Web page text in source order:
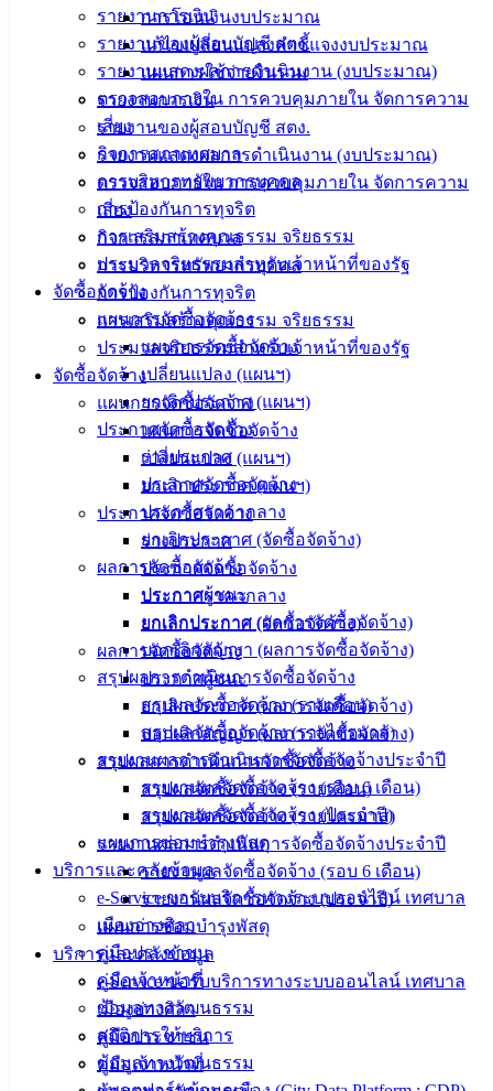
รายงานการเงิน
รายงานของผู้สอบบัญชี สตง.
รายงานแสดงผลการดำเนินงาน (งบประมาณ)
ตรวจสอบภายใน การควบคุมภายใน จัดการความ
เสี่ยง
กิจการสภาเทศบาล
การบริหารทรัพยากรบุคคล
การป้องกันการทุจริต
การเสริมสร้างคุณธรรม จริยธรรม
ประมวลจริยธรรมสำหรับเจ้าหน้าที่ของรัฐ
จัดซื้อจัดจ้าง
แผนการจัดซื้อจัดจ้าง
แผนการจัดซื้อจัดจ้าง
เปลี่ยนแปลง (แผนฯ)
ยกเลิกประกาศ (แผนฯ)
ประกาศจัดซื้อจัดจ้าง
ร่างประกาศ
ประกาศจัดซื้อจัดจ้าง
ประกาศราคากลาง
ยกเลิกประกาศ (จัดซื้อจัดจ้าง)
ผลการจัดซื้อจัดจ้าง
ประกาศผู้ชนะ
ยกเลิกประกาศ (ผลการจัดซื้อจัดจ้าง)
บอกเลิกสัญญา (ผลการจัดซื้อจัดจ้าง)
สรุปผลการดำเนินการจัดซื้อจัดจ้าง
สรุปผลจัดซื้อจัดจ้าง (รายเดือน)
สรุปผลจัดซื้อจัดจ้าง (รายไตรมาส)
รายงานผลการดำเนินการจัดซื้อจัดจ้างประจำปี
รายงานผลจัดซื้อจัดจ้าง (รอบ 6 เดือน)
รายงานผลจัดซื้อจัดจ้าง (ประจำปี)
แผนการซ่อมบำรุงพัสดุ
บริการและคลังข้อมูล
e-Service ขอรับบริการทางระบบออนไลน์ เทศบาล
เมืองอ่างศิลา
คู่มือประชาชน
คู่มือเจ้าหน้าที่
ข้อมูลทางวัฒนธรรม
สถิติการให้บริการ
ข้อมูลทางวัฒนธรรม
การโอนเงินงบประมาณ
แก้ไขเปลี่ยนแปลงคำชี้แจงงบประมาณ
แผนการใช้จ่ายงินรวม
รายงานการเงิน
รายงานของผู้สอบบัญชี สตง.
รายงานแสดงผลการดำเนินงาน (งบประมาณ)
ตรวจสอบภายใน การควบคุมภายใน จัดการความ
เสี่ยง
กิจการสภาเทศบาล
การบริหารทรัพยากรบุคคล
การป้องกันการทุจริต
การเสริมสร้างคุณธรรม จริยธรรม
ประมวลจริยธรรมสำหรับเจ้าหน้าที่ของรัฐ
จัดซื้อจัดจ้าง
แผนการจัดซื้อจัดจ้าง
แผนการจัดซื้อจัดจ้าง
เปลี่ยนแปลง (แผนฯ)
ยกเลิกประกาศ (แผนฯ)
ประกาศจัดซื้อจัดจ้าง
ร่างประกาศ
ประกาศจัดซื้อจัดจ้าง
ประกาศราคากลาง
ยกเลิกประกาศ (จัดซื้อจัดจ้าง)
ผลการจัดซื้อจัดจ้าง
ประกาศผู้ชนะ
ยกเลิกประกาศ (ผลการจัดซื้อจัดจ้าง)
บอกเลิกสัญญา (ผลการจัดซื้อจัดจ้าง)
สรุปผลการดำเนินการจัดซื้อจัดจ้าง
สรุปผลจัดซื้อจัดจ้าง (รายเดือน)
สรุปผลจัดซื้อจัดจ้าง (รายไตรมาส)
รายงานผลการดำเนินการจัดซื้อจัดจ้างประจำปี
รายงานผลจัดซื้อจัดจ้าง (รอบ 6 เดือน)
รายงานผลจัดซื้อจัดจ้าง (ประจำปี)
แผนการซ่อมบำรุงพัสดุ
บริการและคลังข้อมูล
e-Service ขอรับบริการทางระบบออนไลน์ เทศบาล
เมืองอ่างศิลา
คู่มือประชาชน
คู่มือเจ้าหน้าที่
038-
ประชาชน
ดาวน์โหลด
แบบ
ฟอร์ม,
เอกสาร
คู่มือ
สำหรับ
ประชาชน/
คู่มือการ
ปฏิบัติ
น่ารู้
ข้อมูล
อิเล็กทรอนิกส์
องค์
ความรู้
(Knowledge
Management)
สายตรง
นายก
ประวัติ
เทศบาล
ผู้บริหาร
และ
หัวหน้า
ส่วน